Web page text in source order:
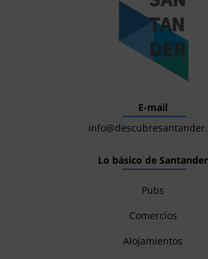
E-mail
Lo básico de Santander
Pubs
Comercios
Alojamientos